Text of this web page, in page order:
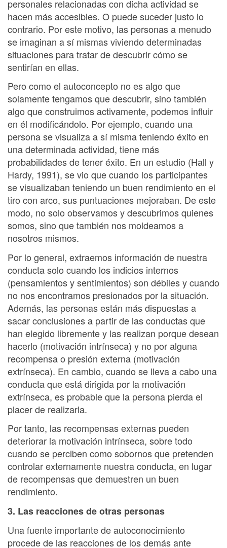
personales relacionadas con dicha actividad se
hacen más accesibles. O puede suceder justo lo
contrario. Por este motivo, las personas a menudo
se imaginan a sí mismas viviendo determinadas
situaciones para tratar de descubrir cómo se
sentirían en ellas.
Pero como el autoconcepto no es algo que
solamente tengamos que descubrir, sino también
algo que construimos activamente, podemos influir
en él modificándolo. Por ejemplo, cuando una
persona se visualiza a sí misma teniendo éxito en
una determinada actividad, tiene más
probabilidades de tener éxito. En un estudio (Hall y
Hardy, 1991), se vio que cuando los participantes
se visualizaban teniendo un buen rendimiento en el
tiro con arco, sus puntuaciones mejoraban. De este
modo, no solo observamos y descubrimos quienes
somos, sino que también nos moldeamos a
nosotros mismos.
Por lo general, extraemos información de nuestra
conducta solo cuando los indicios internos
(pensamientos y sentimientos) son débiles y cuando
no nos encontramos presionados por la situación.
Además, las personas están más dispuestas a
sacar conclusiones a partir de las conductas que
han elegido libremente y las realizan porque desean
hacerlo (motivación intrínseca) y no por alguna
recompensa o presión externa (motivación
extrínseca). En cambio, cuando se lleva a cabo una
conducta que está dirigida por la motivación
extrínseca, es probable que la persona pierda el
placer de realizarla.
Por tanto, las recompensas externas pueden
deteriorar la motivación intrínseca, sobre todo
cuando se perciben como sobornos que pretenden
controlar externamente nuestra conducta, en lugar
de recompensas que demuestren un buen
rendimiento.
3. Las reacciones de otras personas
Una fuente importante de autoconocimiento
procede de las reacciones de los demás ante